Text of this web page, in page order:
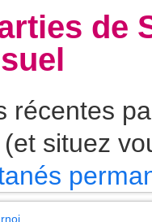
de
récentes
situez